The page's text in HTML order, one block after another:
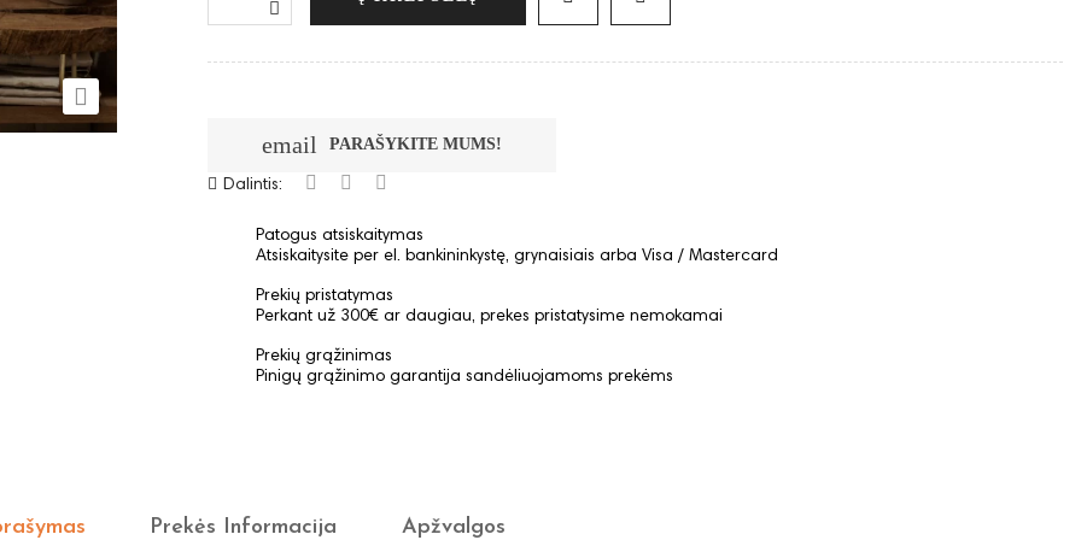

email PARAŠYKITE MUMS!
Dalintis:
Patogus atsiskaitymas
Atsiskaitysite per el. bankininkystę, grynaisiais arba Visa / Mastercard
Prekių pristatymas
Perkant už 300€ ar daugiau, prekes pristatysime nemokamai
Prekių grąžinimas
Pinigų grąžinimo garantija sandėliuojamoms prekėms
Prekės Informacija Apžvalgos